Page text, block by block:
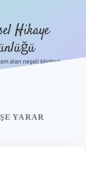
Hikaye
alan neşeli bilgiler!
YARAR